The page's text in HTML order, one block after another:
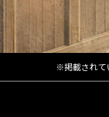
※掲載されて